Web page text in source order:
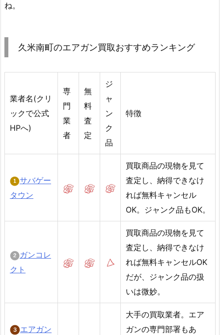
ね。
久米南町のエアガン買取おすすめランキング
業者名(クリ
ックで公式
HPへ)
専
門
業
者
無
料
査
定
ジ
ャ
ン
ク
品
特徴
サバゲー
タウン
買取商品の現物を見て
査定し、納得できなけ
れば無料キャンセル
OK。ジャンク品もOK。
ガンコレ
クト
買取商品の現物を見て
査定し、納得できなけ
れば無料キャンセルOK
だが、ジャンク品の扱
いは微妙。
エアガン
大手の買取業者。エア
ガンの専門部署もあ